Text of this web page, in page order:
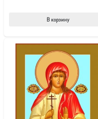
В корзину